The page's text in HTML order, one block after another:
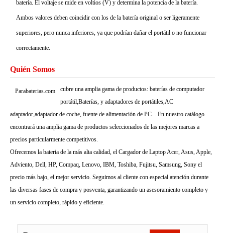
batería. El voltaje se mide en voltios (V) y determina la potencia de la batería.
Ambos valores deben coincidir con los de la batería original o ser ligeramente
superiores, pero nunca inferiores, ya que podrían dañar el portátil o no funcionar
correctamente.
Quién Somos
Parabaterias.com
cubre una amplia gama de productos: baterías de computador
portátil,Baterías, y adaptadores de portátiles,AC
adaptador,adaptador de coche, fuente de alimentación de PC... En nuestro catálogo
encontrará una amplia gama de productos seleccionados de las mejores marcas a
precios particularmente competitivos.
Ofrecemos la bateria de la más alta calidad, el Cargador de Laptop Acer, Asus, Apple,
Adviento, Dell, HP, Compaq, Lenovo, IBM, Toshiba, Fujitsu, Samsung, Sony el
precio más bajo, el mejor servicio. Seguimos al cliente con especial atención durante
las diversas fases de compra y posventa, garantizando un asesoramiento completo y
un servicio completo, rápido y eficiente.